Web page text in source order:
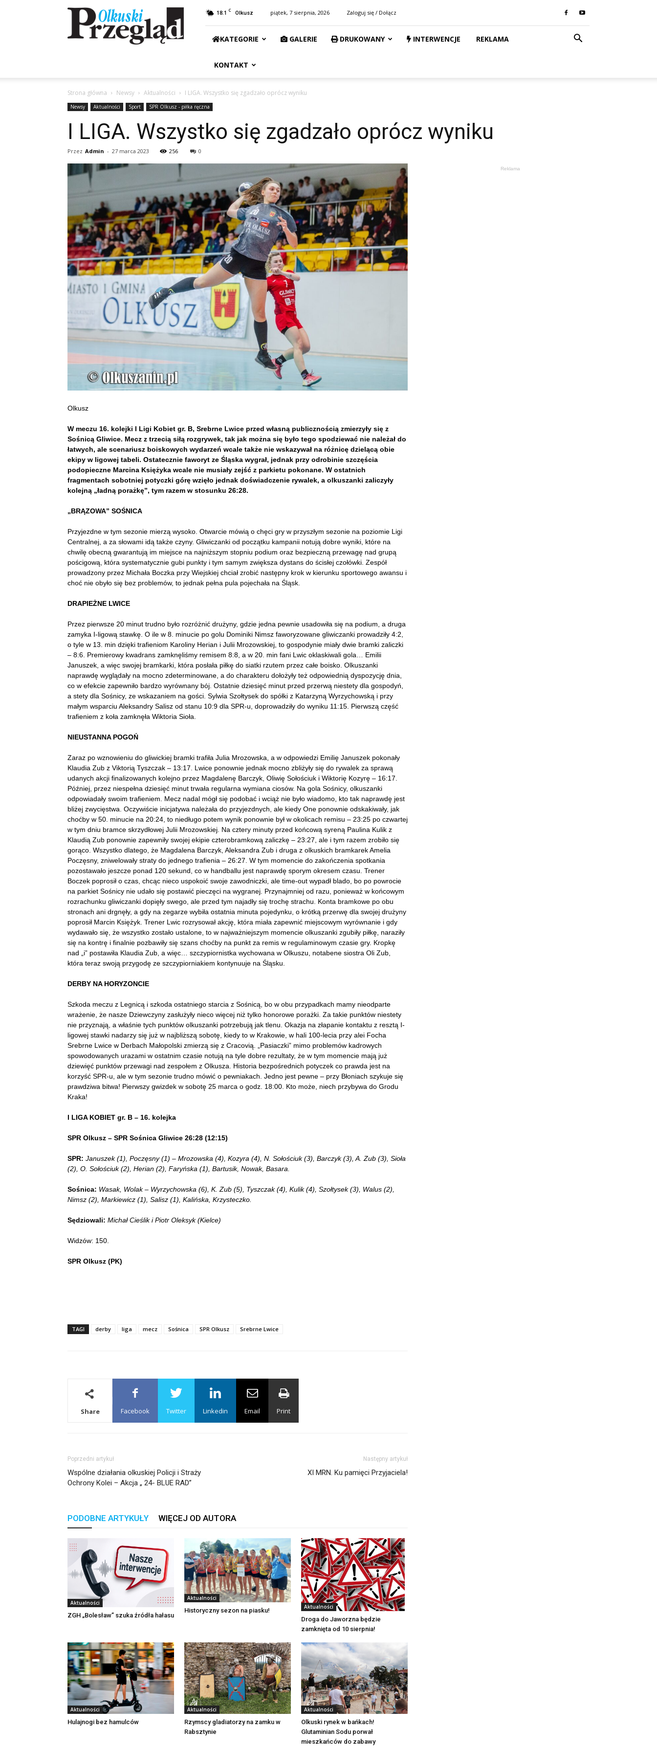
Przegląd
Olkuski
18.1 C Olkusz piątek, 7 sierpnia, 2026 Zaloguj się / Dołącz
KATEGORIE GALERIE DRUKOWANY INTERWENCJE REKLAMA
KONTAKT
Strona główna Newsy Aktualności I LIGA. Wszystko się zgadzało oprócz wyniku
Newsy Aktualności Sport SPR Olkusz - piłka ręczna
I LIGA. Wszystko się zgadzało oprócz wyniku
Przez Admin - 27 marca 2023 256 0
Olkusz
W meczu 16. kolejki I Ligi Kobiet gr. B, Srebrne Lwice przed własną publicznością zmierzyły się z
Sośnicą Gliwice. Mecz z trzecią siłą rozgrywek, tak jak można się było tego spodziewać nie należał do
łatwych, ale scenariusz boiskowych wydarzeń wcale także nie wskazywał na różnicę dzielącą obie
ekipy w ligowej tabeli. Ostatecznie faworyt ze Śląska wygrał, jednak przy odrobinie szczęścia
podopieczne Marcina Księżyka wcale nie musiały zejść z parkietu pokonane. W ostatnich
fragmentach sobotniej potyczki górę wzięło jednak doświadczenie rywalek, a olkuszanki zaliczyły
kolejną „ładną porażkę”, tym razem w stosunku 26:28.
„BRĄZOWA” SOŚNICA
Przyjezdne w tym sezonie mierzą wysoko. Otwarcie mówią o chęci gry w przyszłym sezonie na poziomie Ligi
Centralnej, a za słowami idą także czyny. Gliwiczanki od początku kampanii notują dobre wyniki, które na
chwilę obecną gwarantują im miejsce na najniższym stopniu podium oraz bezpieczną przewagę nad grupą
pościgową, która systematycznie gubi punkty i tym samym zwiększa dystans do ścisłej czołówki. Zespół
prowadzony przez Michała Boczka przy Wiejskiej chciał zrobić następny krok w kierunku sportowego awansu i
choć nie obyło się bez problemów, to jednak pełna pula pojechała na Śląsk.
DRAPIEŻNE LWICE
Przez pierwsze 20 minut trudno było rozróżnić drużyny, gdzie jedna pewnie usadowiła się na podium, a druga
zamyka I-ligową stawkę. O ile w 8. minucie po golu Dominiki Nimsz faworyzowane gliwiczanki prowadziły 4:2,
o tyle w 13. min dzięki trafieniom Karoliny Herian i Julii Mrozowskiej, to gospodynie miały dwie bramki zaliczki
– 8:6. Premierowy kwadrans zamknęliśmy remisem 8:8, a w 20. min fani Lwic oklaskiwali gola… Emilii
Januszek, a więc swojej bramkarki, która posłała piłkę do siatki rzutem przez całe boisko. Olkuszanki
naprawdę wyglądały na mocno zdeterminowane, a do charakteru dołożyły też odpowiednią dyspozycję dnia,
co w efekcie zapewniło bardzo wyrównany bój. Ostatnie dziesięć minut przed przerwą niestety dla gospodyń,
a stety dla Sośnicy, ze wskazaniem na gości. Sylwia Szołtysek do spółki z Katarzyną Wyrzychowską i przy
małym wsparciu Aleksandry Salisz od stanu 10:9 dla SPR-u, doprowadziły do wyniku 11:15. Pierwszą część
trafieniem z koła zamknęła Wiktoria Sioła.
NIEUSTANNA POGOŃ
Zaraz po wznowieniu do gliwickiej bramki trafiła Julia Mrozowska, a w odpowiedzi Emilię Januszek pokonały
Klaudia Zub z Viktorią Tyszczak – 13:17. Lwice ponownie jednak mocno zbliżyły się do rywalek za sprawą
udanych akcji finalizowanych kolejno przez Magdalenę Barczyk, Oliwię Sołościuk i Wiktorię Kozyrę – 16:17.
Później, przez niespełna dziesięć minut trwała regularna wymiana ciosów. Na gola Sośnicy, olkuszanki
odpowiadały swoim trafieniem. Mecz nadal mógł się podobać i wciąż nie było wiadomo, kto tak naprawdę jest
bliżej zwycięstwa. Oczywiście inicjatywa należała do przyjezdnych, ale kiedy One ponownie odskakiwały, jak
choćby w 50. minucie na 20:24, to niedługo potem wynik ponownie był w okolicach remisu – 23:25 po czwartej
w tym dniu bramce skrzydłowej Julii Mrozowskiej. Na cztery minuty przed końcową syreną Paulina Kulik z
Klaudią Zub ponownie zapewniły swojej ekipie czterobramkową zaliczkę – 23:27, ale i tym razem zrobiło się
gorąco. Wszystko dlatego, że Magdalena Barczyk, Aleksandra Zub i druga z olkuskich bramkarek Amelia
Poczęsny, zniwelowały straty do jednego trafienia – 26:27. W tym momencie do zakończenia spotkania
pozostawało jeszcze ponad 120 sekund, co w handballu jest naprawdę sporym okresem czasu. Trener
Boczek poprosił o czas, chcąc nieco uspokoić swoje zawodniczki, ale time-out wypadł blado, bo po powrocie
na parkiet Sośnicy nie udało się postawić pieczęci na wygranej. Przynajmniej od razu, ponieważ w końcowym
rozrachunku gliwiczanki dopięły swego, ale przed tym najadły się trochę strachu. Konta bramkowe po obu
stronach ani drgnęły, a gdy na zegarze wybiła ostatnia minuta pojedynku, o krótką przerwę dla swojej drużyny
poprosił Marcin Księżyk. Trener Lwic rozrysował akcję, która miała zapewnić miejscowym wyrównanie i gdy
wydawało się, że wszystko zostało ustalone, to w najważniejszym momencie olkuszanki zgubiły piłkę, naraziły
się na kontrę i finalnie pozbawiły się szans choćby na punkt za remis w regulaminowym czasie gry. Kropkę
nad „i” postawiła Klaudia Zub, a więc… szczypiornistka wychowana w Olkuszu, notabene siostra Oli Zub,
która teraz swoją przygodę ze szczypiorniakiem kontynuuje na Śląsku.
DERBY NA HORYZONCIE
Szkoda meczu z Legnicą i szkoda ostatniego starcia z Sośnicą, bo w obu przypadkach mamy nieodparte
wrażenie, że nasze Dziewczyny zasłużyły nieco więcej niż tylko honorowe porażki. Za takie punktów niestety
nie przyznają, a właśnie tych punktów olkuszanki potrzebują jak tlenu. Okazja na złapanie kontaktu z resztą I-
ligowej stawki nadarzy się już w najbliższą sobotę, kiedy to w Krakowie, w hali 100-lecia przy alei Focha
Srebrne Lwice w Derbach Małopolski zmierzą się z Cracovią. „Pasiaczki” mimo problemów kadrowych
spowodowanych urazami w ostatnim czasie notują na tyle dobre rezultaty, że w tym momencie mają już
dziewięć punktów przewagi nad zespołem z Olkusza. Historia bezpośrednich potyczek co prawda jest na
korzyść SPR-u, ale w tym sezonie trudno mówić o pewniakach. Jedno jest pewne – przy Błoniach szykuje się
prawdziwa bitwa! Pierwszy gwizdek w sobotę 25 marca o godz. 18:00. Kto może, niech przybywa do Grodu
Kraka!
I LIGA KOBIET gr. B – 16. kolejka
SPR Olkusz – SPR Sośnica Gliwice 26:28 (12:15)
SPR: Januszek (1), Poczęsny (1) – Mrozowska (4), Kozyra (4), N. Sołościuk (3), Barczyk (3), A. Zub (3), Sioła
(2), O. Sołościuk (2), Herian (2), Faryńska (1), Bartusik, Nowak, Basara.
Sośnica: Wasak, Wolak – Wyrzychowska (6), K. Zub (5), Tyszczak (4), Kulik (4), Szołtysek (3), Walus (2),
Nimsz (2), Markiewicz (1), Salisz (1), Kalińska, Krzysteczko.
Sędziowali: Michał Cieślik i Piotr Oleksyk (Kielce)
Widzów: 150.
SPR Olkusz (PK)
TAGI derby liga mecz Sośnica SPR Olkusz Srebrne Lwice
Share Facebook Twitter Linkedin Email Print
Poprzedni artykuł
Wspólne działania olkuskiej Policji i Straży
Ochrony Kolei – Akcja „ 24- BLUE RAD”
Następny artykuł
XI MRN. Ku pamięci Przyjaciela!
PODOBNE ARTYKUŁY WIĘCEJ OD AUTORA
Aktualności
ZGH „Bolesław” szuka źródła hałasu
Aktualności
Historyczny sezon na piasku! Aktualności
Droga do Jaworzna będzie
zamknięta od 10 sierpnia!
Aktualności
Hulajnogi bez hamulców
Aktualności
Rzymscy gladiatorzy na zamku w
Rabsztynie
Aktualności
Olkuski rynek w bańkach!
Glutaminian Sodu porwał
mieszkańców do zabawy
Reklama